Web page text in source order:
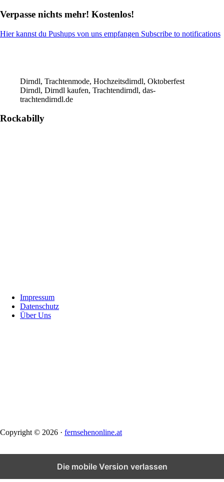
Verpasse nichts mehr! Kostenlos!
Hier kannst du Pushups von uns empfangen Subscribe to notifications
Dirndl, Trachtenmode, Hochzeitsdirndl, Oktoberfest
Dirndl, Dirndl kaufen, Trachtendirndl, das-
trachtendirndl.de
Rockabilly
FooterImpressum
Datenschutz
Über Uns
Copyright © 2026 · fernsehenonline.at
Die mobile Version verlassen